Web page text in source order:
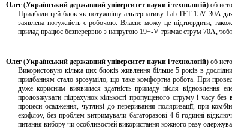
Олег(Український державний університет науки і технологій) об
Придбали цей блок як потужнішу альтернативу Lab TFT 15V 30A
заявлена потужність є робочою. Власне можу це підтвердити,
прилад працює безперервно з напругою 19+-V тримає струм 70А,
Олег(Український державний університет науки і технологій) об
Використовую кілька цих блоків живлення більше 5 років в
придбанням стало зрозуміло, що таке комфортна робота. При
дуже корисним виявилася здатність приладу після відновлення
продовжувати підрахунок кількості пропущеного струму і часу
процеси осадження, чутливі до переривання поляризації, при
екофлоу, без проблем витримували багаторазові 4-6 годинні
питання вибору чи особливостей використання кожного разу